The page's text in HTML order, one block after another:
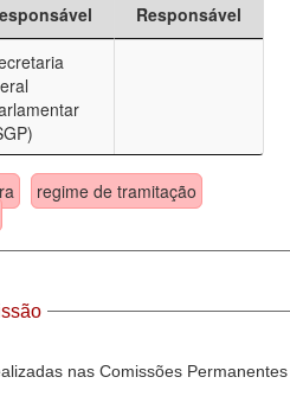
Responsável
regime de tramitação
nas Comissões